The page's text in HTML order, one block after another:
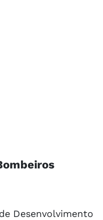
Desenvolvimento